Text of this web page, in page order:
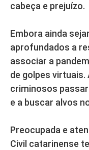
cabeça e prejuízo.
Embora ainda
aprofundados a
associar a
de golpes
criminosos
e a buscar alvos
Preocupada e
Civil catarinense